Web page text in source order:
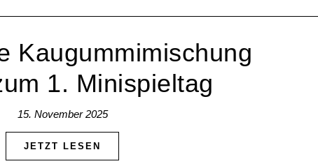
Kaugummimischung
1. Minispieltag
15. November 2025
JETZT LESEN